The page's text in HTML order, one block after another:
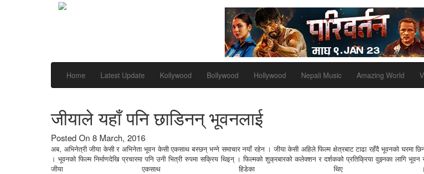
Home Latest Update Kollywood Bollywood Hollywood Nepali Music Amazing World
जीयाले यहाँ पनि छाडिनन् भूवनलाई
Posted On 8 March, 2016
अब, अभिनेत्री जीया केसी र अभिनेता भूवन केसी एकसाथ बस्छन् भन्ने समाचार नयाँ रहेन । जीया केसी अहिले फिल्म क्षेत्रबाट टाढा रहँदै भूवनको घरमा
। भूवनको फिल्म निर्माणदेखि प्रचारमा पनि उनी भित्री रुपमा सक्रिय थिइन् । फिल्मको शुक्रबारको कलेक्शन र दर्शकको प्रतिक्रिया वुझ्नका लागि भूवन
जीया एकसाथ हिडेका थिए ।